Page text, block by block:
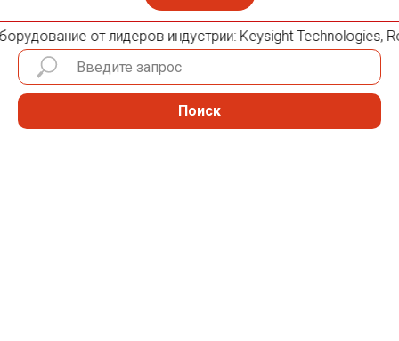
от лидеров индустрии: Keysight Technologies,
Поиск